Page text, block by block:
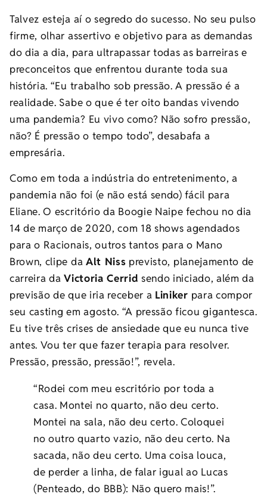
Talvez esteja aí o segredo do sucesso. No seu pulso
firme, olhar assertivo e objetivo para as demandas
do dia a dia, para ultrapassar todas as barreiras e
preconceitos que enfrentou durante toda sua
história. “Eu trabalho sob pressão. A pressão é a
realidade. Sabe o que é ter oito bandas vivendo
uma pandemia? Eu vivo como? Não sofro pressão,
não? É pressão o tempo todo”, desabafa a
empresária.
Como em toda a indústria do entretenimento, a
pandemia não foi (e não está sendo) fácil para
Eliane. O escritório da Boogie Naipe fechou no dia
14 de março de 2020, com 18 shows agendados
para o Racionais, outros tantos para o Mano
Brown, clipe da Alt Niss previsto, planejamento de
carreira daVictoria Cerrid sendo iniciado, além da
previsão de que iria receber a Liniker para compor
seu casting em agosto. “A pressão ficou gigantesca.
Eu tive três crises de ansiedade que eu nunca tive
antes. Vou ter que fazer terapia para resolver.
Pressão, pressão, pressão!”, revela.
“Rodei com meu escritório por toda a
casa. Montei no quarto, não deu certo.
Montei na sala, não deu certo. Coloquei
no outro quarto vazio, não deu certo. Na
sacada, não deu certo. Uma coisa louca,
de perder a linha, de falar igual ao Lucas
(Penteado, do BBB): Não quero mais!”.